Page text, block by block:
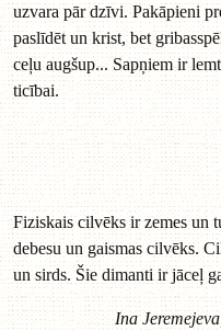
uzvara pār dzīvi. Pakāpieni
paslīdēt un krist, bet
ceļu augšup... Sapņiem ir
ticībai.
Fiziskais cilvēks ir zemes un
debesu un gaismas cilvēks.
un sirds. Šie dimanti ir jāceļ
Ina